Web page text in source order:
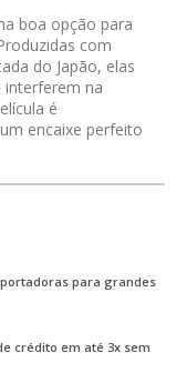
boa opção para
com
do Japão, elas
interferem na
é
encaixe perfeito
para grandes
crédito em até 3x sem